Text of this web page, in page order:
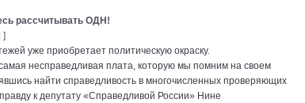
рассчитывать ОДН!
| ]
уже приобретает политическую окраску.
несправедливая плата, которую мы помним на своем
найти справедливость в многочисленных проверяющих
к депутату «Справедливой России» Нине